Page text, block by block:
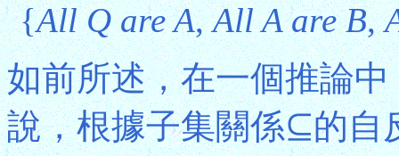
{All Q are A,All A are B,
如前所述，在一個推論
說，根據子集關係⊆的自